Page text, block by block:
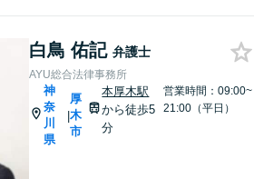
白鳥 佑記 弁護士
AYU総合法律事務所
神
奈
川
県
|
厚
木
市
本厚木駅
から徒歩5
分
営業時間：09:00~
21:00（平日）